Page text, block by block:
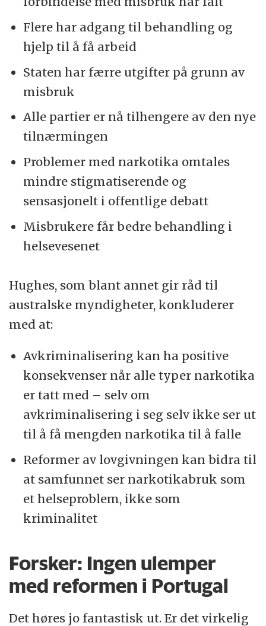
Flere har adgang til behandling og
hjelp til å få arbeid
Staten har færre utgifter på grunn av
misbruk
Alle partier er nå tilhengere av den nye
tilnærmingen
Problemer med narkotika omtales
mindre stigmatiserende og
sensasjonelt i offentlige debatt
Misbrukere får bedre behandling i
helsevesenet
Hughes, som blant annet gir råd til
australske myndigheter, konkluderer
med at:
Avkriminalisering kan ha positive
konsekvenser når alle typer narkotika
er tatt med – selv om
avkriminalisering i seg selv ikke ser ut
til å få mengden narkotika til å falle
Reformer av lovgivningen kan bidra til
at samfunnet ser narkotikabruk som
et helseproblem, ikke som
kriminalitet
Forsker: Ingen ulemper
med reformen i Portugal
Det høres jo fantastisk ut. Er det virkelig